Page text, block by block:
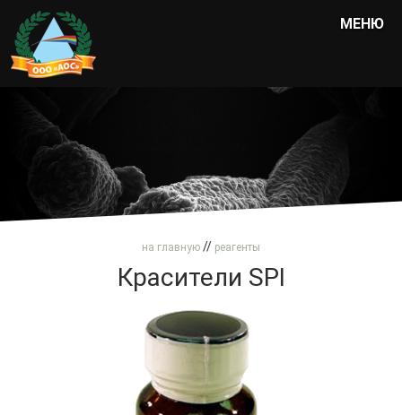
МЕНЮ
на главную // реагенты
Красители SPI